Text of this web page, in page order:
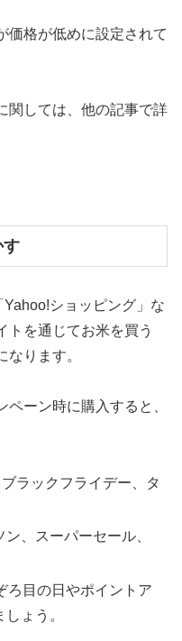
価格が低めに設定されて
関しては、他の記事で詳
す
Yahoo!ショッピング」な
トを通じてお米を買う
ります。
ーン時に購入すると、
ラックフライデー、タ
、スーパーセール、
ろ目の日やポイントア
ょう。